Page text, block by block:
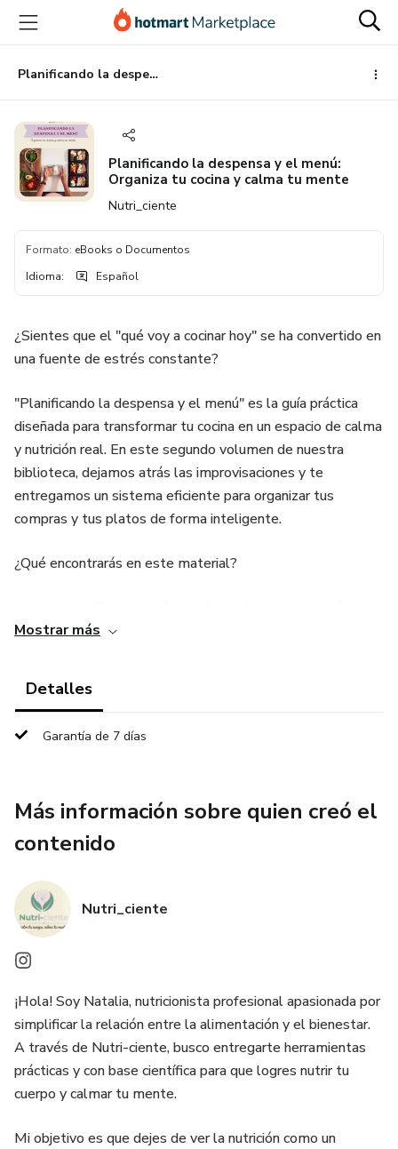
principal
página
de
página
Planificando la despensa y el menú: Organiza tu cocina y calma tu mente
Planificando la despensa y el menú:
Organiza tu cocina y calma tu mente
Nutri_ciente
Formato: eBooks o Documentos
Idioma: Español
​¿Sientes que el "qué voy a cocinar hoy" se ha convertido en
una fuente de estrés constante?
​"Planificando la despensa y el menú" es la guía práctica
diseñada para transformar tu cocina en un espacio de calma
y nutrición real. En este segundo volumen de nuestra
biblioteca, dejamos atrás las improvisaciones y te
entregamos un sistema eficiente para organizar tus
compras y tus platos de forma inteligente.
​¿Qué encontrarás en este material?
estratégicos que nunca deben faltar para crear
​Metodología de Menú: Pasamos de los números a la
enfoque práctico y sostenible.
de decisión, permitiéndote disfrutar del proceso de
alimentarte bien sin agobios.
​Este ebook es el puente entre tus objetivos de salud y la
realidad de tu día a día. Es hora de que el orden en tu cocina
se traduzca en tranquilidad para tu mente.
​¡Organiza tu entorno, nutre tu vida!
Mostrar más
Detalles
Garantía de 7 días
Más información sobre quien creó el
contenido
Nutri_ciente
¡Hola! Soy Natalia, nutricionista profesional apasionada por
simplificar la relación entre la alimentación y el bienestar.
A través de Nutri-ciente, busco entregarte herramientas
prácticas y con base científica para que logres nutrir tu
cuerpo y calmar tu mente.
​Mi objetivo es que dejes de ver la nutrición como un